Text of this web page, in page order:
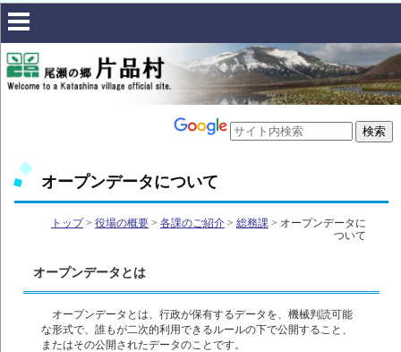
オープンデータについて
トップ> 役場の概要 > 各課のご紹介 > 総務課 > オープンデータに
ついて
オープンデータとは
オープンデータとは、行政が保有するデータを、機械判読可能
な形式で、誰もが二次的利用できるルールの下で公開すること、
またはその公開されたデータのことです。